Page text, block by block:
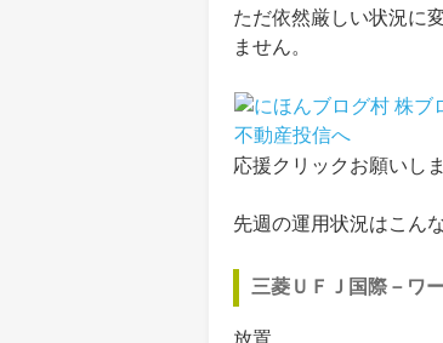
ただ依然厳しい状況に
ません。
応援クリックお願いし
先週の運用状況はこん
三菱ＵＦＪ国際－ワ
放置